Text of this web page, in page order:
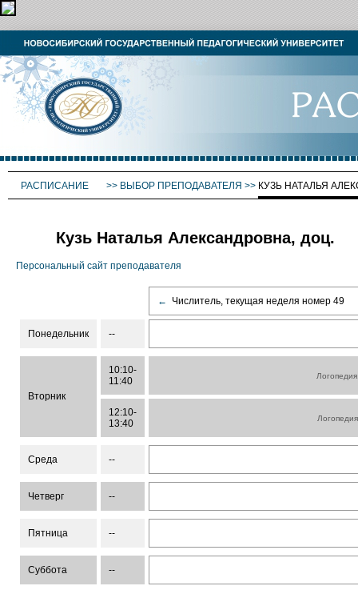
РАСПИСАНИЕ >> ВЫБОР ПРЕПОДАВАТЕЛЯ >> КУЗЬ НАТАЛЬЯ
Кузь Наталья Александровна, доц.
Персональный сайт преподавателя
← Числитель, текущая неделя номер 49
Понедельник --
Вторник
10:10-
11:40
12:10-
13:40
Среда --
Четверг --
Пятница --
Суббота --